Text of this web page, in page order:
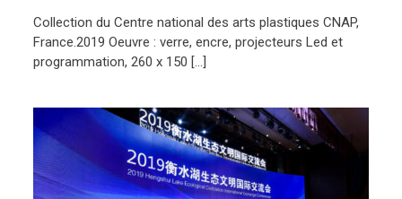
Collection du Centre national des arts plastiques CNAP,
France.2019 Oeuvre : verre, encre, projecteurs Led et
programmation, 260 x 150 […]